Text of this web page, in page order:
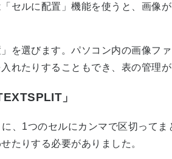
セルに配置」機能を使うと、画像
を選びます。パソコン内の画像フ
れたりすることもでき、表の管理が
」
、1つのセルにカンマで区切って
たりする必要がありました。